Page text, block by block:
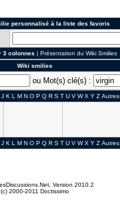
personnalisé à la liste des favoris
3 colonnes | Présentation du Wiki Smilies
Wiki smilies
ou Mot(s) clé(s) :
J K L M N O P Q R S T U V W X Y Z Autres
J K L M N O P Q R S T U V W X Y Z Autres
, Version 2010.2
(c) 2000-2011 Doctissimo